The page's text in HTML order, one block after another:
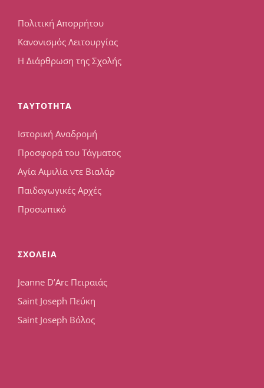
Πολιτική Απορρήτου
Κανονισμός Λειτουργίας
Η Διάρθρωση της Σχολής
TAYTOTHTA
Ιστορική Αναδρομή
Προσφορά του Τάγματος
Αγία Αιμιλία ντε Βιαλάρ
Παιδαγωγικές Αρχές
Προσωπικό
ΣΧΟΛΕΙΑ
Jeanne D’Arc Πειραιάς
Saint Joseph Πεύκη
Saint Joseph Βόλος